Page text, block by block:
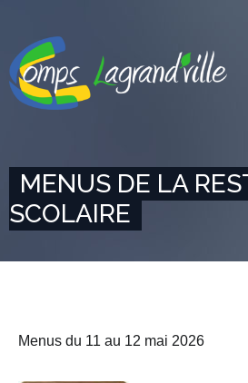
MENUS DE LA
SCOLAIRE
Menus du 11 au 12 mai 2026